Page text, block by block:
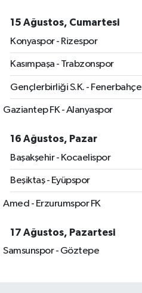
15 Ağustos, Cumartesi
Konyaspor - Rizespor
Kasımpaşa - Trabzonspor
Gençlerbirliği S.K. - Fenerbahçe
Gaziantep FK - Alanyaspor
16 Ağustos, Pazar
Başakşehir - Kocaelispor
Beşiktaş - Eyüpspor
Amed - Erzurumspor FK
17 Ağustos, Pazartesi
Samsunspor - Göztepe